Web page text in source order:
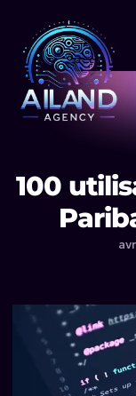
contenu
100